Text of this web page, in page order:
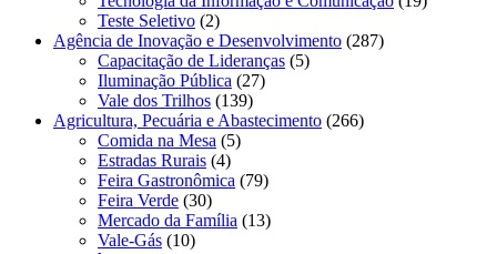
Teste Seletivo (2)
Agência de Inovação e Desenvolvimento (287)
Capacitação de Lideranças (5)
Iluminação Pública (27)
Vale dos Trilhos (139)
Agricultura, Pecuária e Abastecimento (266)
Comida na Mesa (5)
Estradas Rurais (4)
Feira Gastronômica (79)
Feira Verde (30)
Mercado da Família (13)
Vale-Gás (10)